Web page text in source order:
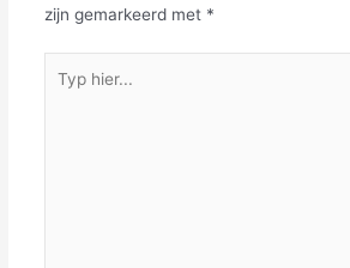
zijn gemarkeerd met *
hier...